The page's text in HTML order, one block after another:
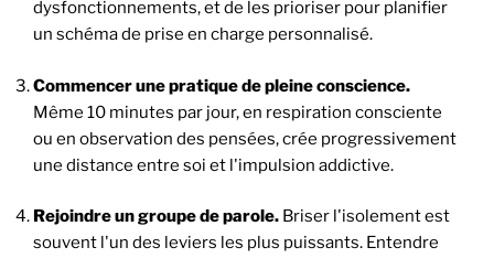
dysfonctionnements, et de les prioriser pour planifier
un schéma de prise en charge personnalisé.
Commencer une pratique de pleine conscience.
Même 10 minutes par jour, en respiration consciente
ou en observation des pensées, crée progressivement
une distance entre soi et l'impulsion addictive.
Rejoindre un groupe de parole. Briser l'isolement est
souvent l'un des leviers les plus puissants. Entendre